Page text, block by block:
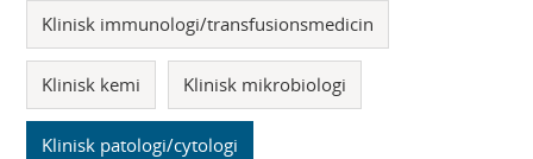
Klinisk immunologi/transfusionsmedicin
Klinisk kemi Klinisk mikrobiologi
Klinisk patologi/cytologi